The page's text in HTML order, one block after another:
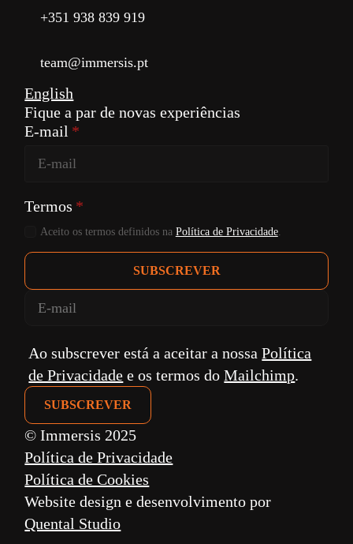
+351 938 839 919
team@immersis.pt
English
Fique a par de novas experiências
E-mail *
Termos *
Aceito os termos definidos na Política de Privacidade.
SUBSCREVER
Ao subscrever está a aceitar a nossaPolítica
de Privacidade e os termos doMailchimp.
© Immersis 2025
Política de Privacidade
Política de Cookies
Website design e desenvolvimento por
Quental Studio